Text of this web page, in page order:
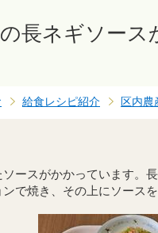
長ネギソース
給食レシピ紹介 区内
ースがかかっています。
で焼き、その上にソース